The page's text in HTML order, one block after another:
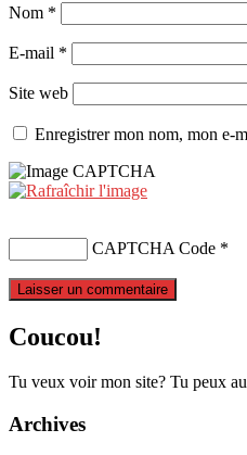
Nom *
E-mail *
Site web
Enregistrer mon nom, mon e-
CAPTCHA Code *
Coucou!
Tu veux voir mon site? Tu peux
Archives